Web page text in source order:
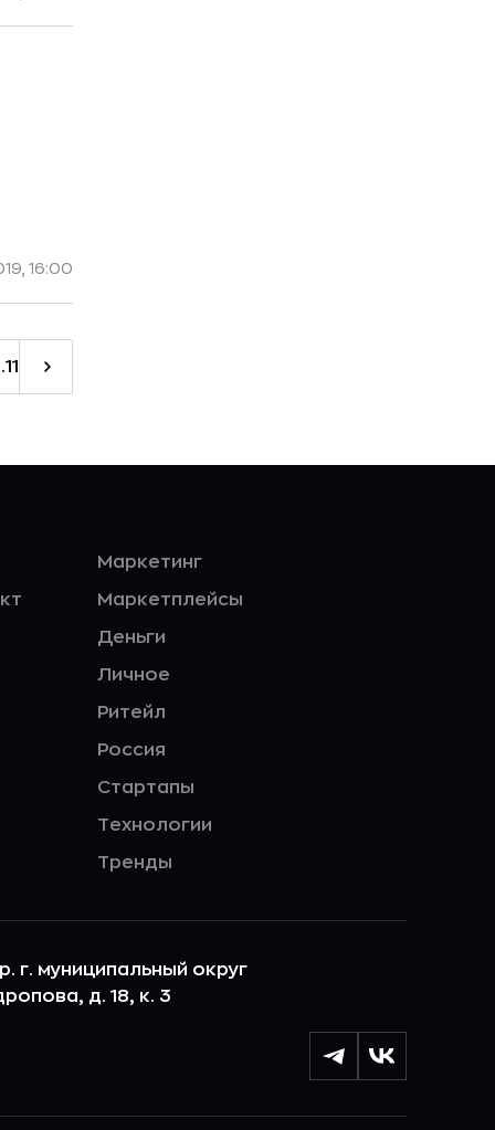
16:00
11
Маркетинг
Маркетплейсы
Деньги
Личное
Ритейл
Россия
Стартапы
Технологии
Тренды
г. муниципальный округ
д. 18, к. 3